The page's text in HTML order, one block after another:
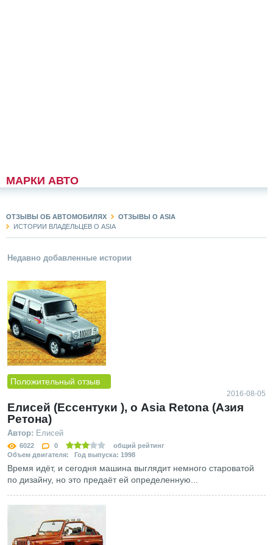
МАРКИ АВТО
ОТЗЫВЫ ОБ АВТОМОБИЛЯХ
ОТЗЫВЫ О ASIA
ИСТОРИИ ВЛАДЕЛЬЦЕВ О ASIA
Недавно добавленные истории
Положительный отзыв
2016-08-05
Елисей (Ессентуки ), о Asia Retona (Азия
Ретона)
Автор: Елисей
6022 0
общий рейтинг
Объем двигателя: Год выпуска: 1998
Время идёт, и сегодня машина выглядит немного староватой
по дизайну, но это предаёт ей определенную...